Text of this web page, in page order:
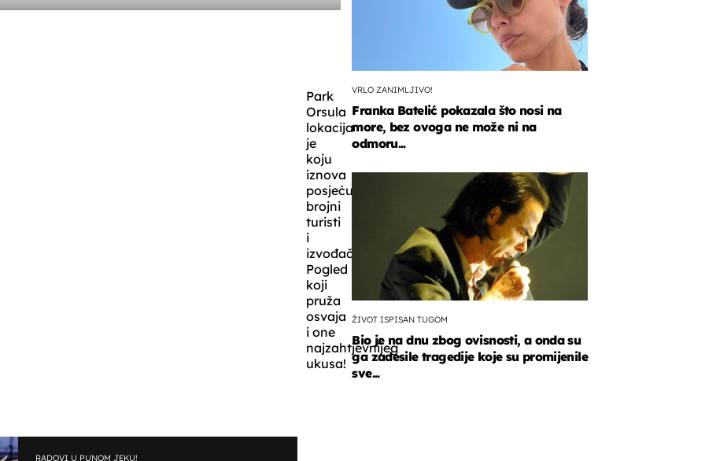
Park
Orsula
lokacija
je
koju
iznova
posjećuju
brojni
turisti
i
izvođači.
Pogled
koji
pruža
osvaja
i one
najzahtjevnijeg
ukusa!
RADOVI U PUNOM JEKU!
VRLO ZANIMLJIVO!
Franka Batelić pokazala što nosi na
more, bez ovoga ne može ni na
odmoru...
ŽIVOT ISPISAN TUGOM
Bio je na dnu zbog ovisnosti, a onda su
ga zadesile tragedije koje su promijenile
sve...